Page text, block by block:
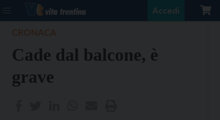
Accedi
Cade dal balcone, è
grave